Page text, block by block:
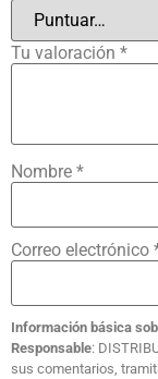
Tu valoración *
Nombre *
Correo electrónico
Información básica
Responsable:
sus comentarios,